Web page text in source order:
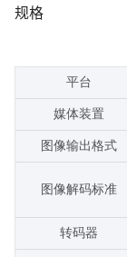
规格
平台
媒体装置
图像输出格式
图像解码标准
转码器